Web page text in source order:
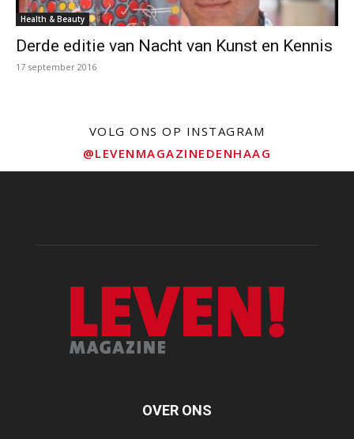
Health & Beauty
Derde editie van Nacht van Kunst en Kennis
17 september 2016
VOLG ONS OP INSTAGRAM
@LEVENMAGAZINEDENHAAG
OVER ONS